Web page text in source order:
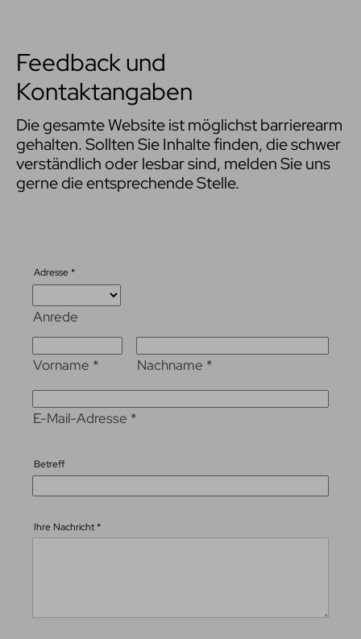
Feedback und
Kontaktangaben
Die gesamte Website ist möglichst barrierearm
gehalten. Sollten Sie Inhalte finden, die schwer
verständlich oder lesbar sind, melden Sie uns
gerne die entsprechende Stelle.
Adresse*
Anrede
Vorname * Nachname *
E-Mail-Adresse *
Betreff
Ihre Nachricht*